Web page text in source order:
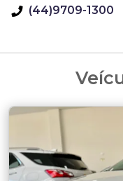
(44)9709-1300